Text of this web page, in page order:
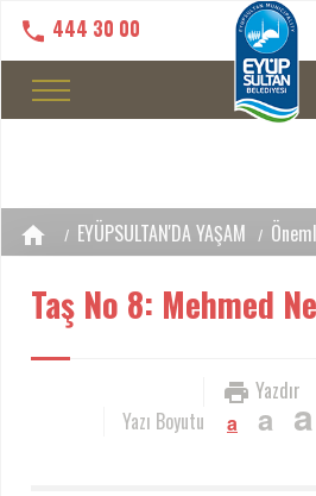
444 30 00
EYÜPSULTAN'DA YAŞAM
Taş No 8: Mehmed
Yazdır
Yazı Boyutu
a a a